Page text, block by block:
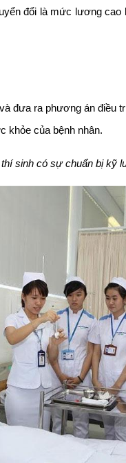
đổi là mức lương
đưa ra phương án
khỏe của bệnh nhân.
sinh có sự chuẩn bị kỹ